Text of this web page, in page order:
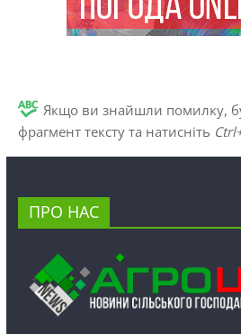
Якщо ви знайшли помилку,
фрагмент тексту та натисніть
ПРО НАС